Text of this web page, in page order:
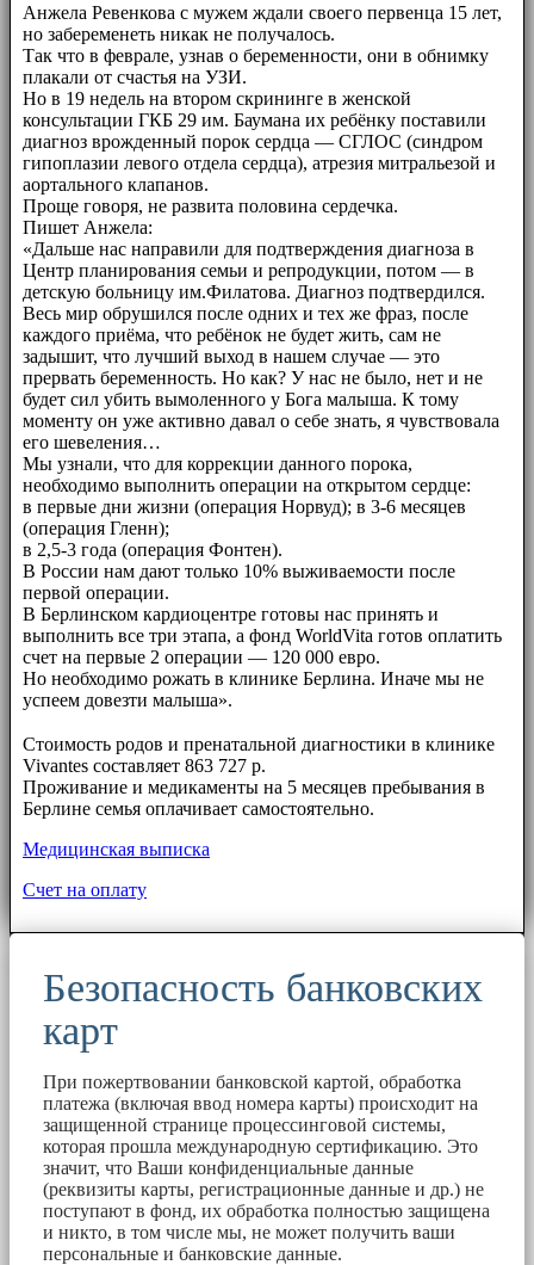
Анжела Ревенкова с мужем ждали своего первенца 15 лет,
но забеременеть никак не получалось.
Так что в феврале, узнав о беременности, они в обнимку
плакали от счастья на УЗИ.
Но в 19 недель на втором скрининге в женской
консультации ГКБ 29 им. Баумана их ребёнку поставили
диагноз врожденный порок сердца — СГЛОС (синдром
гипоплазии левого отдела сердца), атрезия митральезой и
аортального клапанов.
Проще говоря, не развита половина сердечка.
Пишет Анжела:
«Дальше нас направили для подтверждения диагноза в
Центр планирования семьи и репродукции, потом — в
детскую больницу им.Филатова. Диагноз подтвердился.
Весь мир обрушился после одних и тех же фраз, после
каждого приёма, что ребёнок не будет жить, сам не
задышит, что лучший выход в нашем случае — это
прервать беременность. Но как? У нас не было, нет и не
будет сил убить вымоленного у Бога малыша. К тому
моменту он уже активно давал о себе знать, я чувствовала
его шевеления…
Мы узнали, что для коррекции данного порока,
необходимо выполнить операции на открытом сердце:
в первые дни жизни (операция Норвуд); в 3-6 месяцев
(операция Гленн);
в 2,5-3 года (операция Фонтен).
В России нам дают только 10% выживаемости после
первой операции.
В Берлинском кардиоцентре готовы нас принять и
выполнить все три этапа, а фонд WorldVita готов оплатить
счет на первые 2 операции — 120 000 евро.
Но необходимо рожать в клинике Берлина. Иначе мы не
успеем довезти малыша».
Стоимость родов и пренатальной диагностики в клинике
Vivantes составляет 863 727 р.
Проживание и медикаменты на 5 месяцев пребывания в
Берлине семья оплачивает самостоятельно.
Медицинская выписка
Счет на оплату
Безопасность банковских
карт
При пожертвовании банковской картой, обработка
платежа (включая ввод номера карты) происходит на
защищенной странице процессинговой системы,
которая прошла международную сертификацию. Это
значит, что Ваши конфиденциальные данные
(реквизиты карты, регистрационные данные и др.) не
поступают в фонд, их обработка полностью защищена
и никто, в том числе мы, не может получить ваши
персональные и банковские данные.